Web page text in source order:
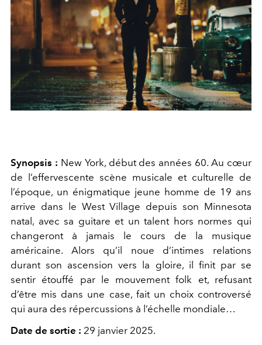
Synopsis : New York, début des années 60. Au cœur
de l’effervescente scène musicale et culturelle de
l’époque, un énigmatique jeune homme de 19 ans
arrive dans le West Village depuis son Minnesota
natal, avec sa guitare et un talent hors normes qui
changeront à jamais le cours de la musique
américaine. Alors qu’il noue d’intimes relations
durant son ascension vers la gloire, il finit par se
sentir étouffé par le mouvement folk et, refusant
d’être mis dans une case, fait un choix controversé
qui aura des répercussions à l’échelle mondiale…
Date de sortie : 29 janvier 2025.